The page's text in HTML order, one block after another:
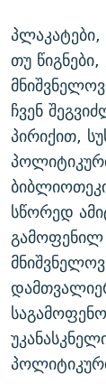
თუ
ჩვენ
პირიქით,
სწორედ
გამოფენილ